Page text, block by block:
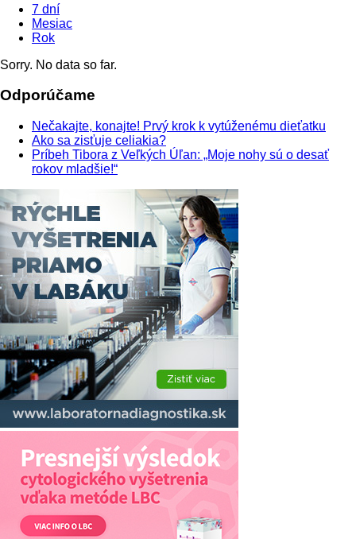
7 dní
Mesiac
Rok
Sorry. No data so far.
Odporúčame
Nečakajte, konajte! Prvý krok k vytúženému dieťatku
Ako sa zisťuje celiakia?
Príbeh Tibora z Veľkých Úľan: „Moje nohy sú o desať
rokov mladšie!“